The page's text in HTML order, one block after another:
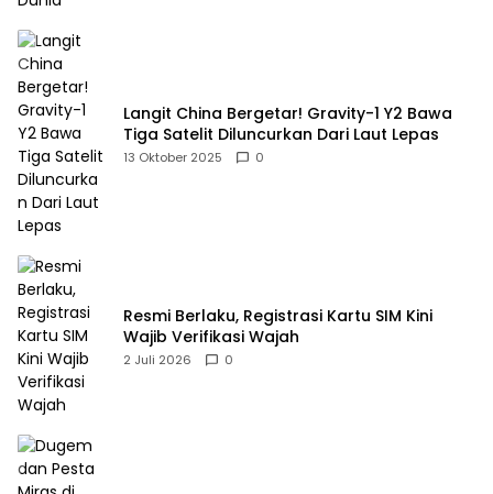
Langit China Bergetar! Gravity-1 Y2 Bawa
Tiga Satelit Diluncurkan Dari Laut Lepas
13 Oktober 2025 0
Resmi Berlaku, Registrasi Kartu SIM Kini
Wajib Verifikasi Wajah
2 Juli 2026 0